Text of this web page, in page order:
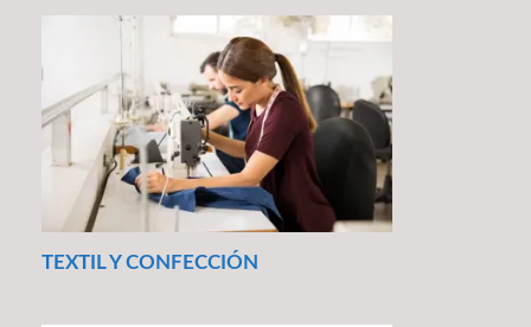
TEXTIL Y CONFECCIÓN